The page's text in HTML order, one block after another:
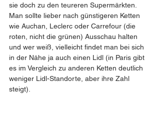
sie doch zu den teureren Supermärkten.
Man sollte lieber nach günstigeren Ketten
wie Auchan, Leclerc oder Carrefour (die
roten, nicht die grünen) Ausschau halten
und wer weiß, vielleicht findet man bei sich
in der Nähe ja auch einen Lidl (in Paris gibt
es im Vergleich zu anderen Ketten deutlich
weniger Lidl-Standorte, aber ihre Zahl
steigt).